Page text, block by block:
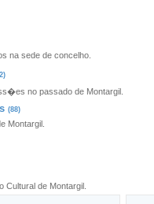
na sede de concelho.
no passado de Montargil.
(88)
Montargil.
de Montargil.